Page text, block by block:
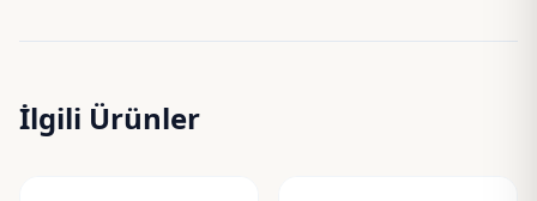
İlgili Ürünler